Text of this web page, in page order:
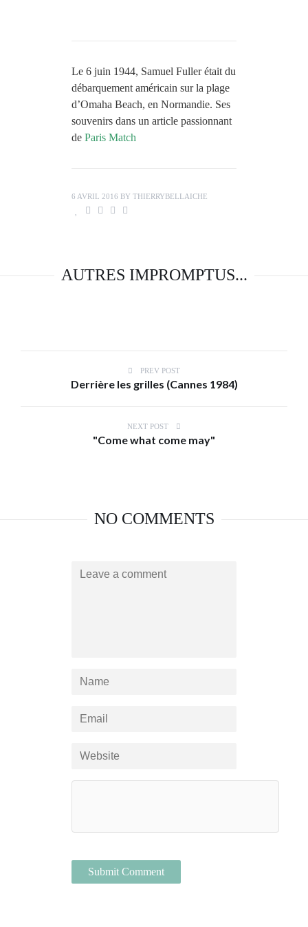
Le 6 juin 1944, Samuel Fuller était du
débarquement américain sur la plage
d’Omaha Beach, en Normandie. Ses
souvenirs dans un article passionnant
de Paris Match
6 AVRIL 2016 BY THIERRYBELLAICHE
AUTRES IMPROMPTUS...
PREV POST
Derrière les grilles (Cannes 1984)
NEXT POST
"Come what come may"
NO COMMENTS